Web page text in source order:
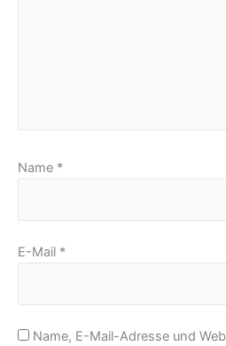
Name *
E-Mail *
Name, E-Mail-Adresse und